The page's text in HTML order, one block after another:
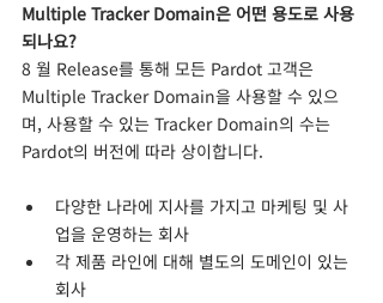
Multiple Tracker Domain은 어떤 용도로 사용
되나요?
8 월 Release를 통해 모든 Pardot 고객은
Multiple Tracker Domain을 사용할 수 있으
며, 사용할 수 있는 Tracker Domain의 수는
Pardot의 버전에 따라 상이합니다.
다양한 나라에 지사를 가지고 마케팅 및 사
업을 운영하는 회사
각 제품 라인에 대해 별도의 도메인이 있는
회사